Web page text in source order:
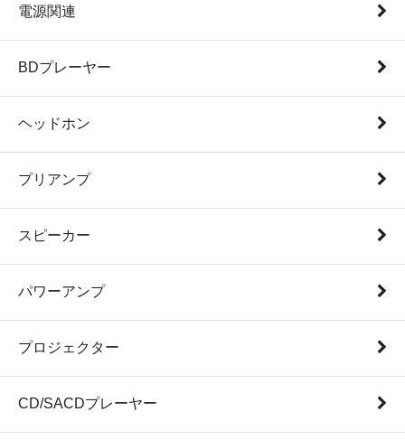
電源関連
BDプレーヤー
ヘッドホン
プリアンプ
スピーカー
パワーアンプ
プロジェクター
CD/SACDプレーヤー